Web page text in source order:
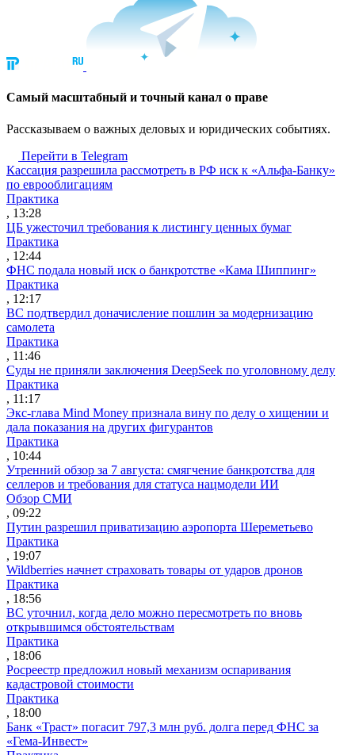
Cамый масштабный и точный канал о праве
Рассказываем о важных деловых и юридических событиях.
Перейти в Telegram
Кассация разрешила рассмотреть в РФ иск к «Альфа-Банку»
по еврооблигациям
Практика
, 13:28
ЦБ ужесточил требования к листингу ценных бумаг
Практика
, 12:44
ФНС подала новый иск о банкротстве «Кама Шиппинг»
Практика
, 12:17
ВС подтвердил доначисление пошлин за модернизацию
самолета
Практика
, 11:46
Суды не приняли заключения DeepSeek по уголовному делу
Практика
, 11:17
Экс-глава Mind Money признала вину по делу о хищении и
дала показания на других фигурантов
Практика
, 10:44
Утренний обзор за 7 августа: смягчение банкротства для
селлеров и требования для статуса нацмодели ИИ
Обзор СМИ
, 09:22
Путин разрешил приватизацию аэропорта Шереметьево
Практика
, 19:07
Wildberries начнет страховать товары от ударов дронов
Практика
, 18:56
ВС уточнил, когда дело можно пересмотреть по вновь
открывшимся обстоятельствам
Практика
, 18:06
Росреестр предложил новый механизм оспаривания
кадастровой стоимости
Практика
, 18:00
Банк «Траст» погасит 797,3 млн руб. долга перед ФНС за
«Гема-Инвест»